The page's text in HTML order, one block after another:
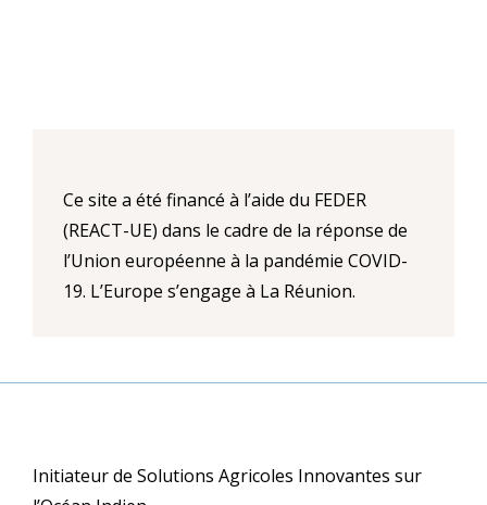
Ce site a été financé à l’aide du FEDER
(REACT-UE) dans le cadre de la réponse de
l’Union européenne à la pandémie COVID-
19. L’Europe s’engage à La Réunion.
Initiateur de Solutions Agricoles Innovantes sur